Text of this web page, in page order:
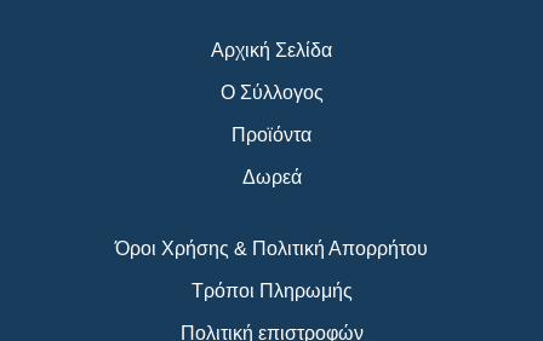
Αρχική Σελίδα
Ο Σύλλογος
Προϊόντα
Δωρεά
Όροι Χρήσης & Πολιτική Απορρήτου
Τρόποι Πληρωμής
Πολιτική επιστροφών